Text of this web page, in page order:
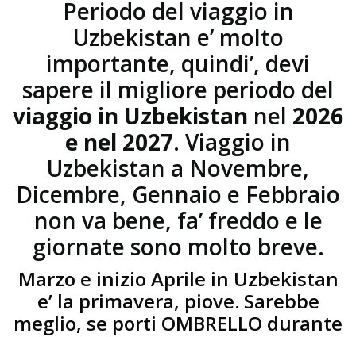
Periodo del viaggio in
Uzbekistan e’ molto
importante, quindi’, devi
sapere il migliore periodo del
viaggio in Uzbekistan nel 2026
e nel 2027. Viaggio in
Uzbekistan a Novembre,
Dicembre, Gennaio e Febbraio
non va bene, fa’ freddo e le
giornate sono molto breve.
Marzo e inizio Aprile in Uzbekistan
e’ la primavera, piove. Sarebbe
meglio, se porti OMBRELLO durante